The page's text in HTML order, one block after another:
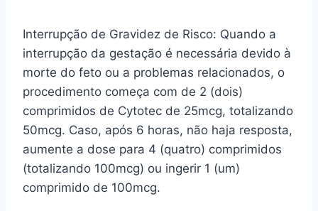
Interrupção de Gravidez de Risco: Quando a
interrupção da gestação é necessária devido à
morte do feto ou a problemas relacionados, o
procedimento começa com de 2 (dois)
comprimidos de Cytotec de 25mcg, totalizando
50mcg. Caso, após 6 horas, não haja resposta,
aumente a dose para 4 (quatro) comprimidos
(totalizando 100mcg) ou ingerir 1 (um)
comprimido de 100mcg.